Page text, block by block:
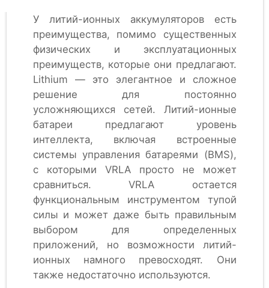
У литий-ионных аккумуляторов есть
преимущества, помимо существенных
физических и эксплуатационных
преимуществ, которые они предлагают.
Lithium — это элегантное и сложное
решение для постоянно
усложняющихся сетей. Литий-ионные
батареи предлагают уровень
интеллекта, включая встроенные
системы управления батареями (BMS),
с которыми VRLA просто не может
сравниться. VRLA остается
функциональным инструментом тупой
силы и может даже быть правильным
выбором для определенных
приложений, но возможности литий-
ионных намного превосходят. Они
также недостаточно используются.